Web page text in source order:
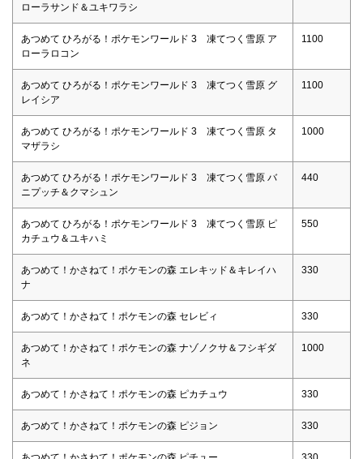
ローラサンド＆ユキワラシ
あつめて ひろがる！ポケモンワールド 3 凍てつく雪原 ア
ローラロコン
1100
あつめて ひろがる！ポケモンワールド 3 凍てつく雪原 グ
レイシア
1100
あつめて ひろがる！ポケモンワールド 3 凍てつく雪原 タ
マザラシ
1000
あつめて ひろがる！ポケモンワールド 3 凍てつく雪原 バ
ニプッチ＆クマシュン
440
あつめて ひろがる！ポケモンワールド 3 凍てつく雪原 ピ
カチュウ＆ユキハミ
550
あつめて！かさねて！ポケモンの森 エレキッド＆キレイハ
ナ
330
あつめて！かさねて！ポケモンの森 セレビィ 330
あつめて！かさねて！ポケモンの森 ナゾノクサ＆フシギダ
ネ
1000
あつめて！かさねて！ポケモンの森 ピカチュウ 330
あつめて！かさねて！ポケモンの森 ピジョン 330